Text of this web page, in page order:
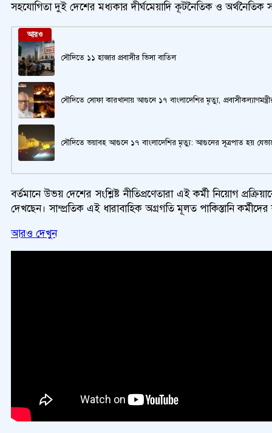
সহযোগিতা দুই দেশের মধ্যকার দীর্ঘমেয়াদি কূটনৈতিক ও
আরও
সৌদিতে ১১ হাজার প্রবাসীর ভিসা বাতিল
সৌদিতে সোফা কারখানায় আগুনে ১৭ বাংলাদেশির মৃত্যু,
সৌদিতে ভয়াবহ আগুনে ১৭ বাংলাদেশির মৃত্যু: আগুনের সূত্রপাত হয়
বর্তমানে উভয় দেশের সংশ্লিষ্ট নীতিপ্রণেতারা এই কর্মী নিয়োগ
দেখছেন। সাম্প্রতিক এই ধারাবাহিক অগ্রগতি মূলত পাকিস্তানি
আরও দেখুন